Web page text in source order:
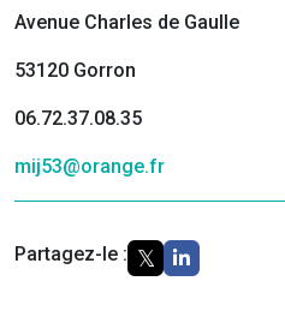
Avenue Charles de Gaulle
53120 Gorron
06.72.37.08.35
mij53@orange.fr
Partagez-le :